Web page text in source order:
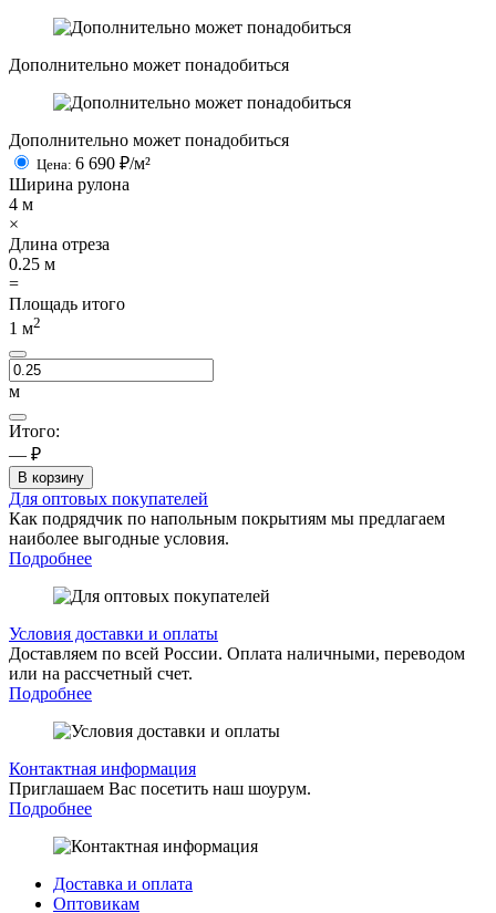
Дополнительно может понадобиться
Дополнительно может понадобиться
Цена: 6 690 ₽/м²
Ширина рулона
4 м
×
Длина отреза
0.25 м
=
Площадь итого
1 м2
м
Итого:
— ₽
В корзину
Для оптовых покупателей
Как подрядчик по напольным покрытиям мы предлагаем
наиболее выгодные условия.
Подробнее
Условия доставки и оплаты
Доставляем по всей России. Оплата наличными, переводом
или на рассчетный счет.
Подробнее
Контактная информация
Приглашаем Вас посетить наш шоурум.
Подробнее
Доставка и оплата
Оптовикам